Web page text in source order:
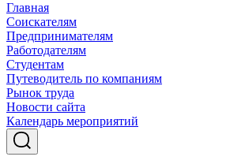
Главная
Соискателям
Предпринимателям
Работодателям
Студентам
Путеводитель по компаниям
Рынок труда
Новости сайта
Календарь мероприятий